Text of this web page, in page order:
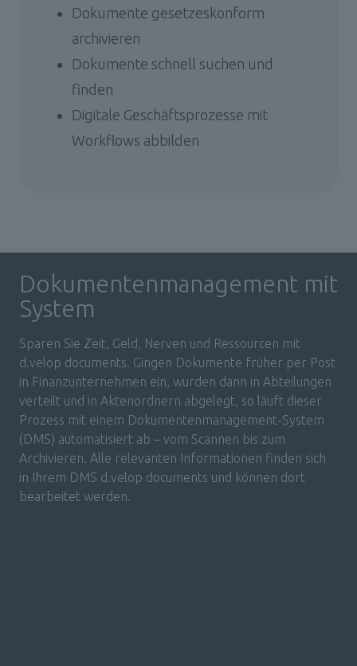
Dokumente gesetzeskonform
archivieren
Dokumente schnell suchen und
finden
Digitale Geschäftsprozesse mit
Workflows abbilden
Dokumentenmanagement mit
System
Sparen Sie Zeit, Geld, Nerven und Ressourcen mit
d.velop documents. Gingen Dokumente früher per Post
in Finanzunternehmen ein, wurden dann in Abteilungen
verteilt und in Aktenordnern abgelegt, so läuft dieser
Prozess mit einem Dokumentenmanagement-System
(DMS) automatisiert ab – vom Scannen bis zum
Archivieren. Alle relevanten Informationen finden sich
in Ihrem DMS d.velop documents und können dort
bearbeitet werden.